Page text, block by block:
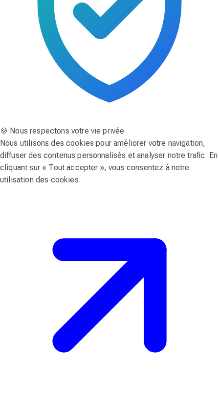
🍪 Nous respectons votre vie privée
Nous utilisons des cookies pour améliorer votre navigation,
diffuser des contenus personnalisés et analyser notre trafic. En
cliquant sur « Tout accepter », vous consentez à notre
utilisation des cookies.